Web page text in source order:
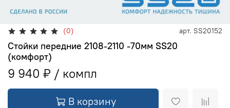
(0) арт. SS20152
Стойки передние 2108-2110 -70мм SS20
(комфорт)
9 940 ₽
В корзину